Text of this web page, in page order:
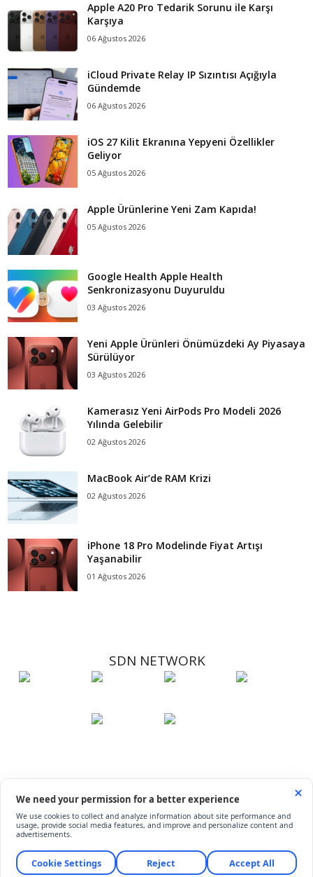
Apple A20 Pro Tedarik Sorunu ile Karşı
Karşıya
06 Ağustos 2026
iCloud Private Relay IP Sızıntısı Açığıyla
Gündemde
06 Ağustos 2026
iOS 27 Kilit Ekranına Yepyeni Özellikler
Geliyor
05 Ağustos 2026
Apple Ürünlerine Yeni Zam Kapıda!
05 Ağustos 2026
Google Health Apple Health
Senkronizasyonu Duyuruldu
03 Ağustos 2026
Yeni Apple Ürünleri Önümüzdeki Ay Piyasaya
Sürülüyor
03 Ağustos 2026
Kamerasız Yeni AirPods Pro Modeli 2026
Yılında Gelebilir
02 Ağustos 2026
MacBook Air’de RAM Krizi
02 Ağustos 2026
iPhone 18 Pro Modelinde Fiyat Artışı
Yaşanabilir
01 Ağustos 2026
SDN NETWORK